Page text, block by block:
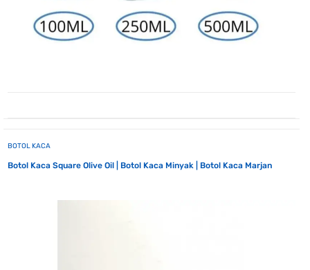
BOTOL KACA
Botol Kaca Square Olive Oil | Botol Kaca Minyak | Botol Kaca Marjan